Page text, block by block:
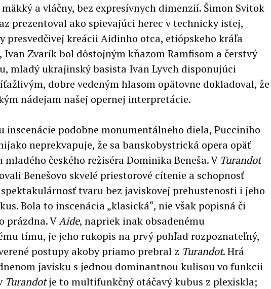
a vláčny, bez expresívnych dimenzií. Šimon Svitok
prezentoval ako spievajúci herec v technicky istej,
presvedčivej kreácii Aidinho otca, etiópskeho kráľa
Ivan Zvarík bol dôstojným kňazom Ramfisom a čerstvý
mladý ukrajinský basista Ivan Lyvch disponujúci
dobre vedeným hlasom opätovne dokladoval, že
nádejam našej opernej interpretácie.
inscenácie podobne monumentálneho diela, Pucciniho
neprekvapuje, že sa banskobystrická opera opäť
českého režiséra Dominika Beneša. V Turandot
Benešovo skvelé priestorové cítenie a schopnosť
tvaru bez javiskovej prehustenosti i jeho
Bola to inscenácia „klasická“, nie však popisná či
prázdna. VAide, napriek inak obsadenému
tímu, je jeho rukopis na prvý pohľad rozpoznateľný,
postupy akoby priamo prebral z Turandot. Hrá
javisku s jednou dominantnou kulisou vo funkcii
Turandotje to multifunkčný otáčavý kubus z plexiskla;